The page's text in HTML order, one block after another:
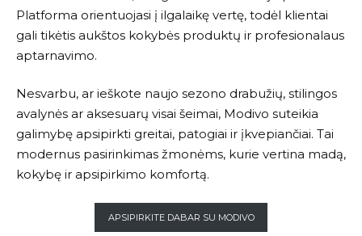
Platforma orientuojasi į ilgalaikę vertę, todėl klientai
gali tikėtis aukštos kokybės produktų ir profesionalaus
aptarnavimo.
Nesvarbu, ar ieškote naujo sezono drabužių, stilingos
avalynės ar aksesuarų visai šeimai, Modivo suteikia
galimybę apsipirkti greitai, patogiai ir įkvepiančiai. Tai
modernus pasirinkimas žmonėms, kurie vertina madą,
kokybę ir apsipirkimo komfortą.
APSIPIRKITE DABAR SU MODIVO